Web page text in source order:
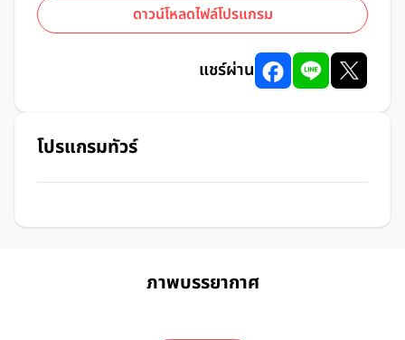
ดาวน์โหลดไฟล์โปรแกรม
แชร์ผ่าน
โปรแกรมทัวร์
ภาพบรรยากาศ